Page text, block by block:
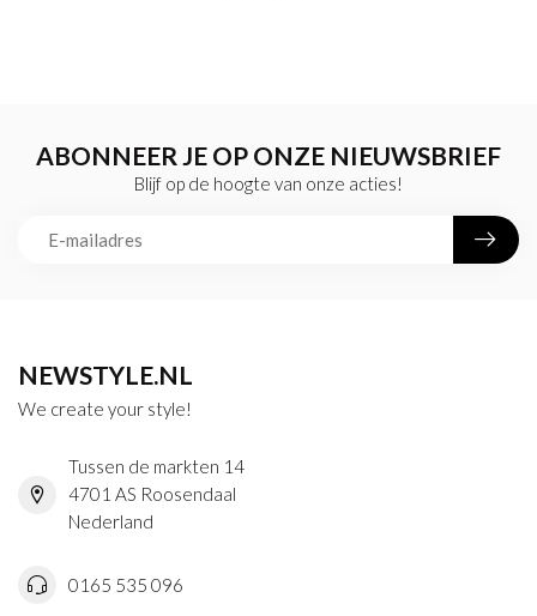
ABONNEER JE OP ONZE NIEUWSBRIEF
Blijf op de hoogte van onze acties!
NEWSTYLE.NL
We create your style!
Tussen de markten 14
4701 AS Roosendaal
Nederland
0165 535 096